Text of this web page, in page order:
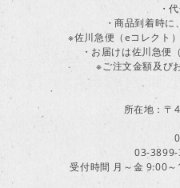
・
・商品到着時に
※佐川急便（eコレクト
・お届けは佐川急便
※ご注文金額及び
所在地：
03-3899-
受付時間 月～金 9:00